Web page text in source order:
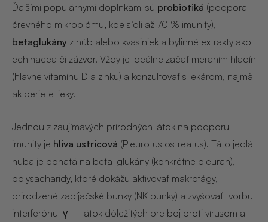
Ďalšími populárnymi doplnkami sú probiotiká (podpora
črevného mikrobiómu, kde sídli až 70 % imunity),
betaglukány z húb alebo kvasiniek a bylinné extrakty ako
echinacea či zázvor. Vždy je ideálne začať meraním hladín
(hlavne vitamínu D a zinku) a konzultovať s lekárom, najmä
ak beriete lieky.
Jednou z zaujímavých prírodných látok na podporu
imunity je hliva ustricová (Pleurotus ostreatus). Táto jedlá
huba je bohatá na beta-glukány (konkrétne pleuran),
polysacharidy, ktoré dokážu aktivovať makrofágy,
prirodzené zabíjačské bunky (NK bunky) a zvyšovať tvorbu
interferónu-γ – látok dôležitých pre boj proti vírusom a